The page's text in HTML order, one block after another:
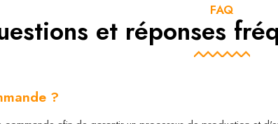
FAQ
et réponses
?